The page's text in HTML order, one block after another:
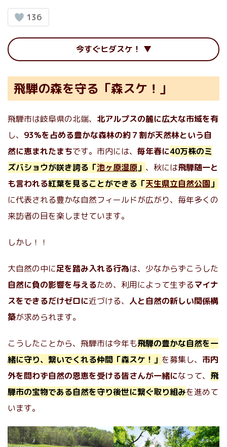
136
今すぐヒダスケ！
飛騨の森を守る「森スケ！」
飛騨市は岐阜県の北端、 北アルプスの麓に広大な市域を有
し、 93%を占める豊かな森林の約７割が天然林という自
然に恵まれたまちです。市内には、 毎年春に40万株のミ
ズバショウが咲き誇る「池ヶ原湿原 」 、秋には飛騨随一と
も言われる紅葉を見ることができる「天生県立自然公園 」
に代表される豊かな自然フィールドが広がり、毎年多くの
来訪者の目を楽しませています。
しかし！！
大自然の中に足を踏み入れる行為は、少なからずこうした
自然に負の影響を与えるため、利用によって生ずるマイナ
スをできるだけゼロに近づける、 人と自然の新しい関係構
築が求められます。
こうしたことから、飛騨市は今年も飛騨の豊かな自然を一
緒に守り、繋いでくれる仲間「森スケ！」 を募集し、 市内
外を問わず自然の恩恵を受ける皆さんが一緒になって、 飛
騨市の宝物である自然を守り後世に繋ぐ取り組みを進めて
います。